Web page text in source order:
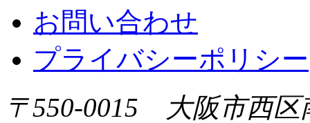
お問い合わせ
プライバシーポリシー
〒550-0015 大阪市西